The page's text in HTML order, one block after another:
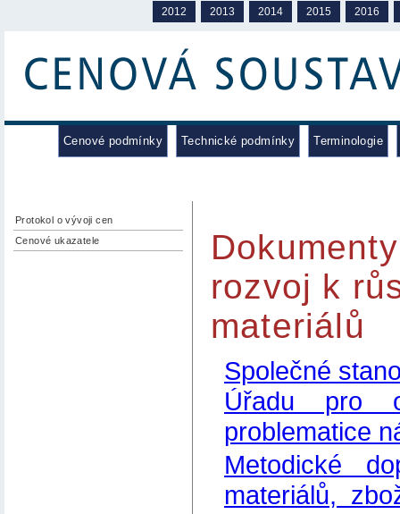
2012 2013 2014 2015 2016
Cenové podmínky Technické podmínky Terminologie
Protokol o vývoji cen
Cenové ukazatele
rozvoj k
materiálů
Společné
Úřadu pro
problematice
Metodické
materiálů,